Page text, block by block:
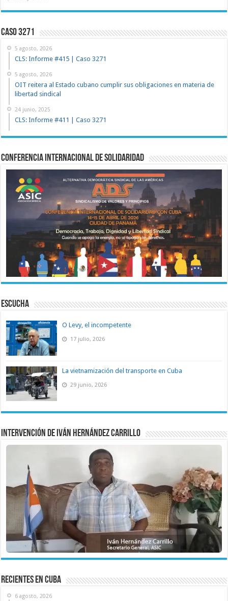
Caso 3271
5 agosto, 2026
CLS: Informe #415 | Caso 3271
5 agosto, 2026
OIT reitera al Estado cubano cumplir sus obligaciones en materia de
libertad sindical
24 junio, 2025
CLS: Informe #411 | Caso 3271
Conferencia Internacional de Solidaridad
ESCUCHA
O Levy, el incompetente
17 julio, 2026
La vietnamización del transporte en Cuba
29 junio, 2026
Intervención de Iván Hernández Carrillo
recientes en cuba
6 agosto, 2026